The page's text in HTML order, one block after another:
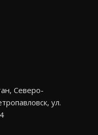
Северо-
ул.